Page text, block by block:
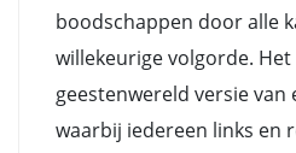
boodschappen door alle
willekeurige volgorde.
geestenwereld versie van
waarbij iedereen links en